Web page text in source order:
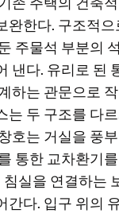
완한다. 구조적
주물석 부분의
낸다. 유리로 된
하는 관문으로
는 두 구조를 다
호는 거실을 풍
통한 교차환기
침실을 연결하는
간다. 입구 위의